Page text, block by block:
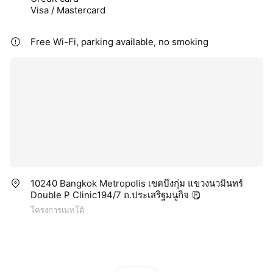
Visa / Mastercard
Free Wi-Fi, parking available, no smoking
10240 Bangkok Metropolis เขตบึงกุ่ม แขวงนวมินทร์
Double P Clinic194/7 ถ.ประเสริฐมนูกิจ
โครงการเมทโต้